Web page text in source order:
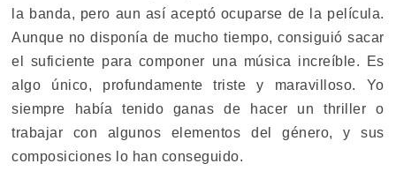
la banda, pero aun así aceptó ocuparse de la película.
Aunque no disponía de mucho tiempo, consiguió sacar
el suficiente para componer una música increíble. Es
algo único, profundamente triste y maravilloso. Yo
siempre había tenido ganas de hacer un thriller o
trabajar con algunos elementos del género, y sus
composiciones lo han conseguido.